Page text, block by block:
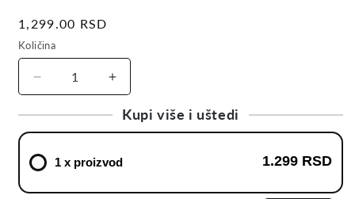
Regular
price
1,299.00 RSD
Količina
Decrease
quantity
for
Vaga
kašika
Increase
quantity
for
Vaga
Kupi više i uštedi
1 x proizvod 1.299 RSD